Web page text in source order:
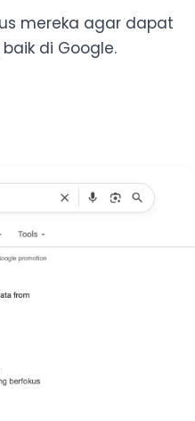
mereka agar dapat
di Google.